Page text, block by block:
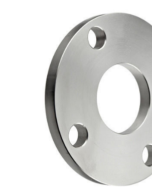
Отвод с
Отвод с
Тройник
Тройник
Тройник с
Тройник с
SDR11
SDR13,6
SDR17
SDR21
Фитинги литые ПНД
Втулки под
Втулки под
Заглушка SDR 11
Отвод 45° SDR 11
Отвод 45° SDR 17
Отвод 90° SDR 11
Отвод 90° SDR 17
Переход SDR 11